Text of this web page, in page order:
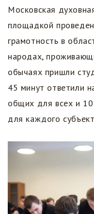
Московская
площадкой
грамотность в
народах,
обычаях пришли
45 минут ответили
общих для всех и 10
для каждого